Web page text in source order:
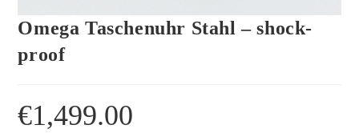
Omega Taschenuhr Stahl – shock-
proof
€1,499.00